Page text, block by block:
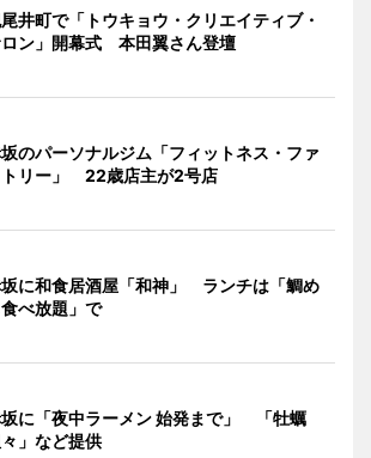
井町で「トウキョウ・クリエイティブ・
ン」開幕式 本田翼さん登壇
のパーソナルジム「フィットネス・ファ
トリー」 22歳店主が2号店
に和食居酒屋「和神」 ランチは「鯛め
食べ放題」で
に「夜中ラーメン 始発まで」 「牡蠣
」など提供